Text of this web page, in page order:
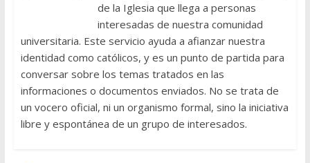
de la Iglesia que llega a personas
interesadas de nuestra comunidad
universitaria. Este servicio ayuda a afianzar nuestra
identidad como católicos, y es un punto de partida para
conversar sobre los temas tratados en las
informaciones o documentos enviados. No se trata de
un vocero oficial, ni un organismo formal, sino la iniciativa
libre y espontánea de un grupo de interesados.